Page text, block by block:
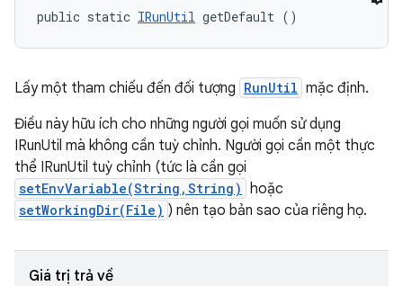
public static IRunUtil getDefault ()
Lấy một tham chiếu đến đối tượng RunUtil mặc định.
Điều này hữu ích cho những người gọi muốn sử dụng
IRunUtil mà không cần tuỳ chỉnh. Người gọi cần một thực
thể IRunUtil tuỳ chỉnh (tức là cần gọi
setEnvVariable(String,String) hoặc
setWorkingDir(File) ) nên tạo bản sao của riêng họ.
Giá trị trả về